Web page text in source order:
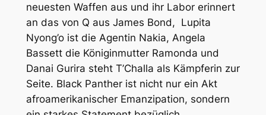
neuesten Waffen aus und ihr Labor erinnert
an das von Q aus James Bond, Lupita
Nyong’o ist die Agentin Nakia, Angela
Bassett die Königinmutter Ramonda und
Danai Gurira steht T’Challa als Kämpferin zur
Seite. Black Panther ist nicht nur ein Akt
afroamerikanischer Emanzipation, sondern